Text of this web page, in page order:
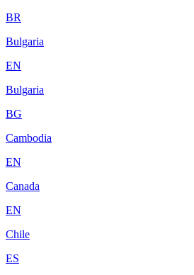
BR
Bulgaria
EN
Bulgaria
BG
Cambodia
EN
Canada
EN
Chile
ES